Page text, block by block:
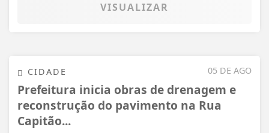
VISUALIZAR
05 DE AGO
CIDADE
Prefeitura inicia obras de drenagem e
reconstrução do pavimento na Rua
Capitão...